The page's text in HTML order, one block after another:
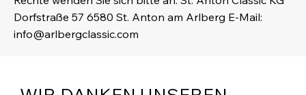
Dorfstraße 57 6580 St. Anton am Arlberg E-Mail:
info@arlbergclassic.com